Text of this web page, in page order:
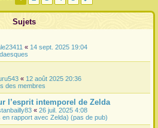
c
Sujets
« 14 sept. 2025 19:04
« 12 août 2025 20:36
des membres
l’esprit intemporel de Zelda
« 26 juil. 2025 4:08
en rapport avec Zelda) (pas de pub)